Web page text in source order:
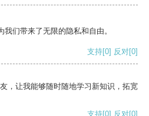
们带来了无限的隐私和自由。
支持[0] 反对[0]
，让我能够随时随地学习新知识，拓宽
支持[0] 反对[0]